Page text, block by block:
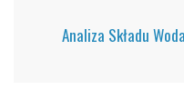
Analiza Składu